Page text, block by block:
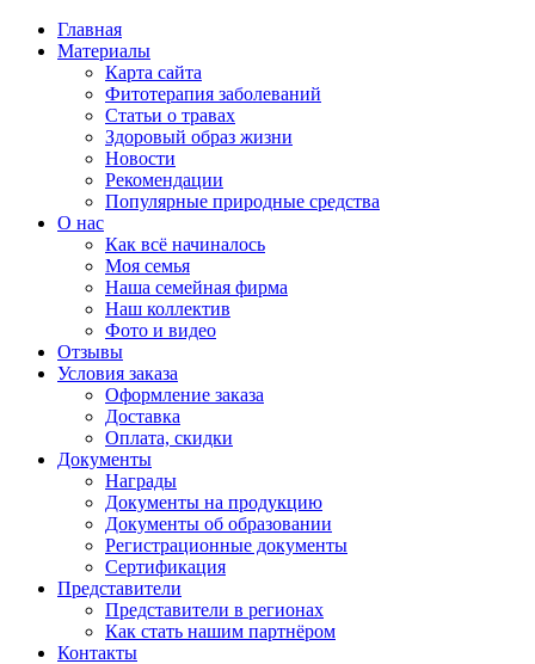
Главная
Материалы
Карта сайта
Фитотерапия заболеваний
Статьи о травах
Здоровый образ жизни
Новости
Рекомендации
Популярные природные средства
О нас
Как всё начиналось
Моя семья
Наша семейная фирма
Наш коллектив
Фото и видео
Отзывы
Условия заказа
Оформление заказа
Доставка
Оплата, скидки
Документы
Награды
Документы на продукцию
Документы об образовании
Регистрационные документы
Сертификация
Представители
Представители в регионах
Как стать нашим партнёром
Контакты